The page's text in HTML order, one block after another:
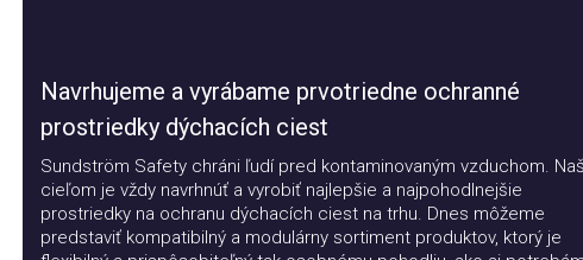
Navrhujeme a vyrábame prvotriedne ochranné
prostriedky dýchacích ciest
Sundström Safety chráni ľudí pred kontaminovaným vzduchom. Naším
cieľom je vždy navrhnúť a vyrobiť najlepšie a najpohodlnejšie
prostriedky na ochranu dýchacích ciest na trhu. Dnes môžeme
predstaviť kompatibilný a modulárny sortiment produktov, ktorý je